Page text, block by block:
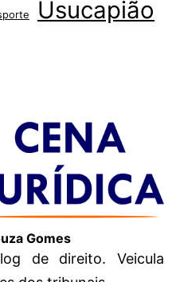
Usucapião
Gomes
de direito. Veicula